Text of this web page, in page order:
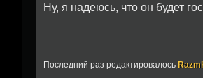
Ну, я надеюсь, что он будет
Последний раз редактировалось